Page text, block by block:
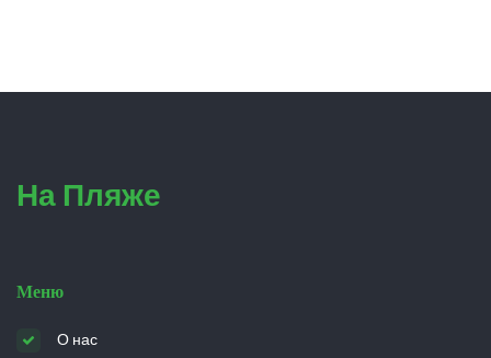
На Пляже
Меню
О нас